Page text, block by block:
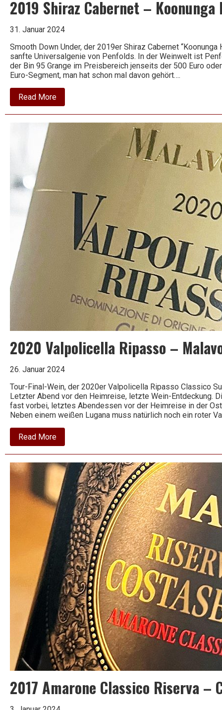
2019 Shiraz Cabernet –
31. Januar 2024
Smooth Down Under, der 2019er Shiraz Cabernet
sanfte Universalgenie von Penfolds. In der Weinwelt ist
der Bin 95 Grange im Preisbereich jenseits der 500 Euro
Euro-Segment, man hat schon mal davon gehört….
Read Moreabout
2019
Shiraz
Penfolds
2020 Valpolicella Ripasso –
26. Januar 2024
Tour-Final-Wein, der 2020er Valpolicella Ripasso Classico
Letzter Abend vor den Heimreise, letzte Wein-Entdeckung.
fast vorbei, letztes Abendessen vor der Heimreise in der
Neben einem weißen Lugana muss natürlich noch ein roter
Read Moreabout
2020
Valpolicella
–
Malavoglia
Ca`
La
Bionda
2017 Amarone Classico Riserva –